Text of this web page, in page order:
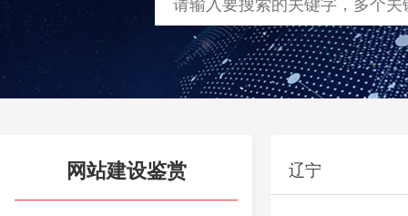
网站建设鉴赏 辽宁